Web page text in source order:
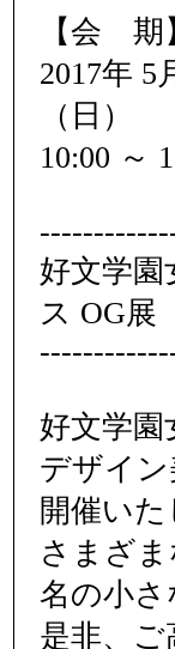
【会 期
2017年 5
（日）
10:00 ～
好文学
ス OG展
好文学園
デザイ
開催いた
さまざ
名の小さ
是非、ご